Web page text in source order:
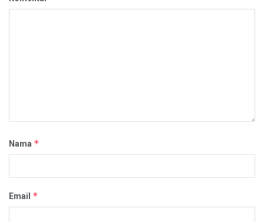
Nama *
Email *